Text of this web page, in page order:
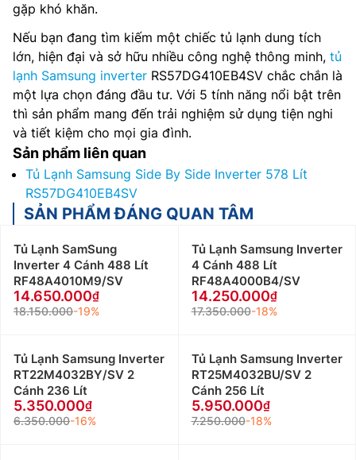
gặp khó khăn.
Nếu bạn đang tìm kiếm một chiếc tủ lạnh dung tích
lớn, hiện đại và sở hữu nhiều công nghệ thông minh, tủ
lạnh Samsung inverter RS57DG410EB4SV chắc chắn là
một lựa chọn đáng đầu tư. Với 5 tính năng nổi bật trên
thì sản phẩm mang đến trải nghiệm sử dụng tiện nghi
và tiết kiệm cho mọi gia đình.
Sản phẩm liên quan
Tủ Lạnh Samsung Side By Side Inverter 578 Lít
RS57DG410EB4SV
SẢN PHẨM ĐÁNG QUAN TÂM
Tủ Lạnh SamSung
Inverter 4 Cánh 488 Lít
RF48A4010M9/SV
14.650.000
18.150.000-19%
Tủ Lạnh Samsung Inverter
4 Cánh 488 Lít
RF48A4000B4/SV
14.250.000
17.350.000-18%
Tủ Lạnh Samsung Inverter
RT22M4032BY/SV 2
Cánh 236 Lít
5.350.000
6.350.000-16%
Tủ Lạnh Samsung Inverter
RT25M4032BU/SV 2
Cánh 256 Lít
5.950.000
7.250.000-18%